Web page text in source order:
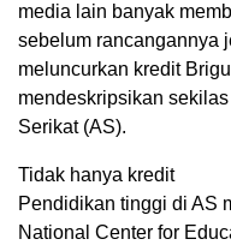
media lain banyak
sebelum rancangannya
meluncurkan kredit
mendeskripsikan
Serikat (AS).
Tidak hanya kredit
Pendidikan tinggi di AS
National Center for